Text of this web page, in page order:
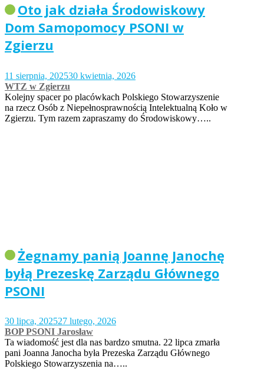
Oto jak działa Środowiskowy
Dom Samopomocy PSONI w
Zgierzu
11 sierpnia, 202530 kwietnia, 2026
WTZ w Zgierzu
Kolejny spacer po placówkach Polskiego Stowarzyszenie
na rzecz Osób z Niepełnosprawnością Intelektualną Koło w
Zgierzu. Tym razem zapraszamy do Środowiskowy…..
Żegnamy panią Joannę Janochę
byłą Prezeskę Zarządu Głównego
PSONI
30 lipca, 202527 lutego, 2026
BOP PSONI Jarosław
Ta wiadomość jest dla nas bardzo smutna. 22 lipca zmarła
pani Joanna Janocha była Prezeska Zarządu Głównego
Polskiego Stowarzyszenia na…..